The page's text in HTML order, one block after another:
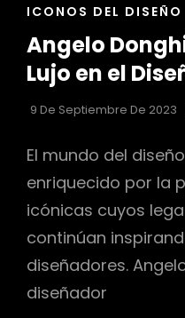
ENLACES
LAS
CATEGORÍAS
ICONOS DEL DISEÑO
Angelo
Lujo en el
9 De Septiembre De 2023
El mundo del
enriquecido por la
icónicas cuyos
continúan
diseñadores.
diseñador